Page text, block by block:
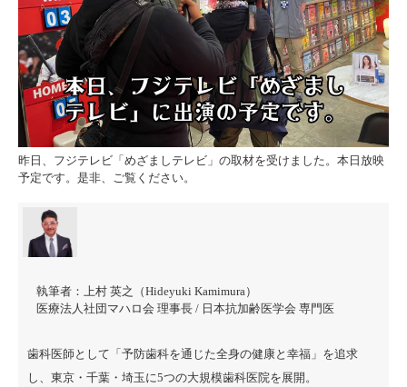
昨日、フジテレビ「めざましテレビ」の取材を受けました。本日放映
予定です。是非、ご覧ください。
執筆者： 上村 英之（Hideyuki Kamimura）
医療法人社団マハロ会 理事長 / 日本抗加齢医学会 専門医
歯科医師として「予防歯科を通じた全身の健康と幸福」を追求
し、東京・千葉・埼玉に5つの大規模歯科医院を展開。